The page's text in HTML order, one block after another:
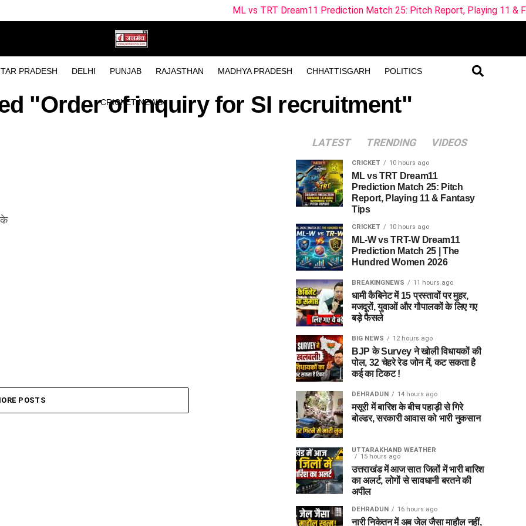
PRADESH DELHI PUNJAB RAJASTHAN MADHYA PRADESH CHHATTISGARH POLITICS
CRICKET NEWS
ML vs TRT Dream11 Prediction Match 25: Pitch Report, Playing 11 & Fantasy Tips
"Order of inquiry for SI recruitment"
के
POSTS
LATEST TRENDING VIDEOS
CRICKET 10 hours ago
ML vs TRT Dream11
Prediction Match 25: Pitch
Report, Playing 11 & Fantasy
Tips
CRICKET 10 hours ago
ML-W vs TRT-W Dream11
Prediction Match 25 | The
Hundred Women 2026
BREAKINGNEWS 11 hours ago
धामी कैबिनेट में 15 प्रस्तावों पर मुहर,
मजदूरों, युवाओं और गौपालकों के लिए गए
बड़े फैसले
BIG NEWS 12 hours ago
BJP के Survey ने खोली विधायकों की
पोल, 32 चेहरे रेड जोन में, कट सकता है
कई का टिकट !
DEHRADUN 14 hours ago
मसूरी में बारिश के बीच पहाड़ी से गिरे
बोल्डर, सरकारी आवास को भारी नुकसान
UTTARAKHAND WEATHER
15 hours ago
उत्तराखंड में आज सात जिलों में भारी बारिश
का अलर्ट, लोगों से सावधानी बरतने की
अपील
DEHRADUN 16 hours ago
नारी निकेतन में अब जेल जैसा माहौल नहीं,